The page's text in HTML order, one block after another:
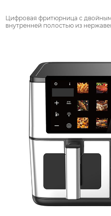
Цифровая фритюрница с
внутренней полостью из